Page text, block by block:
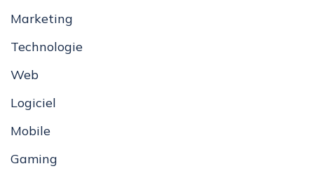
Marketing
Technologie
Web
Logiciel
Mobile
Gaming